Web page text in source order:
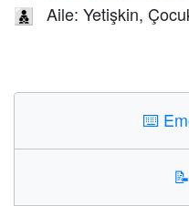
🧑‍🧒‍🧒 Aile: Yetişkin,
⌨️
📝